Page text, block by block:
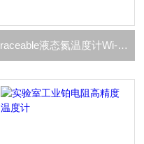
traceable液态氮温度计Wi-Fi数据记录器